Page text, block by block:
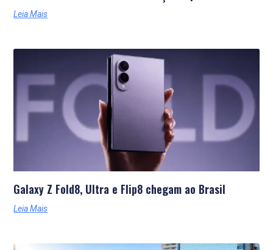
Leia Mais
Galaxy Z Fold8, Ultra e Flip8 chegam ao Brasil
Leia Mais